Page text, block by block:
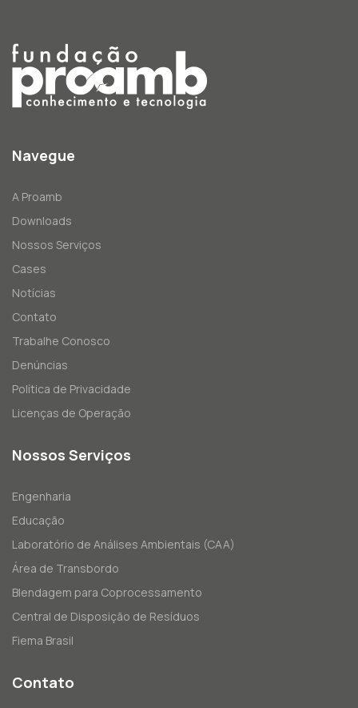
Navegue
A Proamb
Downloads
Nossos Serviços
Cases
Notícias
Contato
Trabalhe Conosco
Denúncias
Política de Privacidade
Licenças de Operação
Nossos Serviços
Engenharia
Educação
Laboratório de Análises Ambientais (CAA)
Área de Transbordo
Blendagem para Coprocessamento
Central de Disposição de Resíduos
Fiema Brasil
Contato